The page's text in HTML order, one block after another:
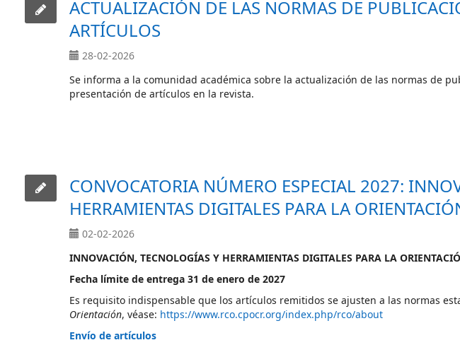
ACTUALIZACIÓN DE LAS NORMAS DE
ARTÍCULOS
28-02-2026
Se informa a la comunidad académica sobre la actualización de las normas de
presentación de artículos en la revista.
CONVOCATORIA NÚMERO ESPECIAL 2027:
HERRAMIENTAS DIGITALES PARA LA
02-02-2026
INNOVACIÓN, TECNOLOGÍAS Y HERRAMIENTAS DIGITALES PARA LA
Fecha límite de entrega 31 de enero de 2027
Es requisito indispensable que los artículos remitidos se ajusten a las normas
Orientación, véase: https://www.rco.cpocr.org/index.php/rco/about
Envío de artículos